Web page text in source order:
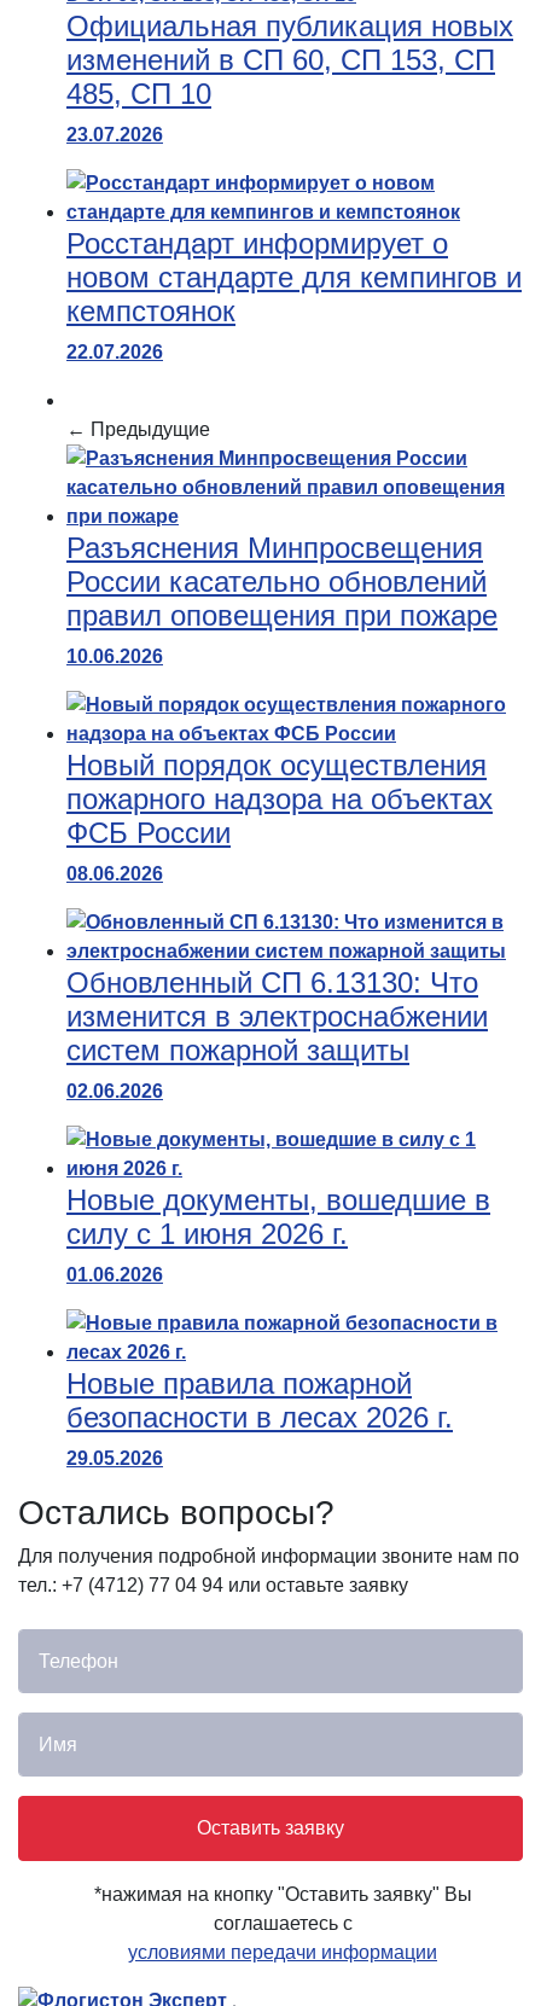
Официальная публикация новых
изменений в СП 60, СП 153, СП
485, СП 10
23.07.2026
Росстандарт информирует о
новом стандарте для кемпингов и
кемпстоянок
22.07.2026
← Предыдущие
Разъяснения Минпросвещения
России касательно обновлений
правил оповещения при пожаре
10.06.2026
Новый порядок осуществления
пожарного надзора на объектах
ФСБ России
08.06.2026
Обновленный СП 6.13130: Что
изменится в электроснабжении
систем пожарной защиты
02.06.2026
Новые документы, вошедшие в
силу с 1 июня 2026 г.
01.06.2026
Новые правила пожарной
безопасности в лесах 2026 г.
29.05.2026
Остались вопросы?
Для получения подробной информации звоните нам по
тел.: +7 (4712) 77 04 94 или оставьте заявку
Оставить заявку
*нажимая на кнопку "Оставить заявку" Вы
соглашаетесь с
условиями передачи информации